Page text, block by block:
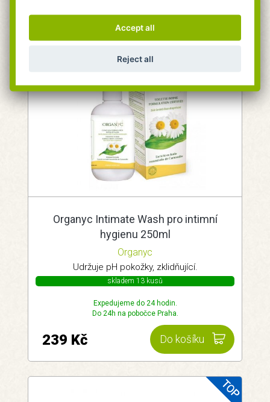
Organyc Intimate Wash pro intimní
hygienu 250ml
Organyc
Udržuje pH pokožky, zklidňující.
skladem 13 kusů
Expedujeme do 24 hodin.
Do 24h na pobočce Praha.
Do košíku
239 Kč
Accept all
Reject all